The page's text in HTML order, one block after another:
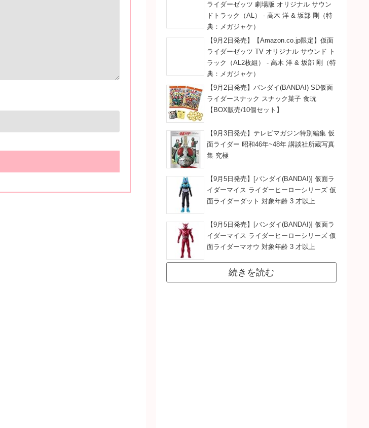
ライダーゼッツ 劇場版 オリジナル サウン
ドトラック（AL） - 高木 洋 & 坂部 剛（特
典：メガジャケ）
【9月2日発売】【Amazon.co.jp限定】仮面
ライダーゼッツ TV オリジナル サウンド ト
ラック（AL2枚組） - 高木 洋 & 坂部 剛（特
典：メガジャケ）
【9月2日発売】バンダイ(BANDAI) SD仮面
ライダースナック スナック菓子 食玩
【BOX販売/10個セット】
【9月3日発売】テレビマガジン特別編集 仮
面ライダー 昭和46年~48年 講談社所蔵写真
集 究極
【9月5日発売】[バンダイ(BANDAI)] 仮面ラ
イダーマイス ライダーヒーローシリーズ 仮
面ライダーダット 対象年齢 3 才以上
【9月5日発売】[バンダイ(BANDAI)] 仮面ラ
イダーマイス ライダーヒーローシリーズ 仮
面ライダーマオウ 対象年齢 3 才以上
続きを読む